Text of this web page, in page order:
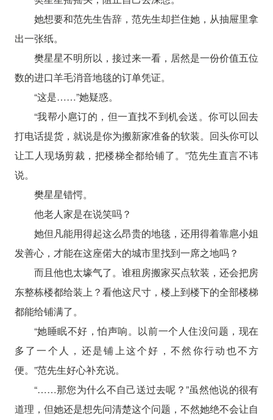
她想要和范先生告辞，范先生却拦住她，从抽屉里拿
出一张纸。
樊星星不明所以，接过来一看，居然是一份价值五位
数的进口羊毛消音地毯的订单凭证。
“这是……”她疑惑。
“我帮小扈订的，但一直找不到机会送。你可以回去
打电话提货，就说是你为搬新家准备的软装。回头你可以
让工人现场剪裁，把楼梯全都给铺了。”范先生直言不讳
说。
樊星星错愕。
他老人家是在说笑吗？
她但凡能用得起这么昂贵的地毯，还用得着靠扈小姐
发善心，才能在这座偌大的城市里找到一席之地吗？
而且他也太壕气了。谁租房搬家买点软装，还会把房
东整栋楼都给装上？看他这尺寸，楼上到楼下的全部楼梯
都能给铺满了。
“她睡眠不好，怕声响。以前一个人住没问题，现在
多了一个人，还是铺上这个好，不然你行动也不方
便。”范先生好心补充说。
“……那您为什么不自己送过去呢？”虽然他说的很有
道理，但她还是想先问清楚这个问题，不然她绝不会让自